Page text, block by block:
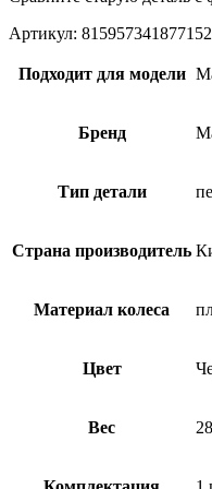
Артикул: 815957341877152
Подходит для модели
Бренд
Тип детали
Страна производитель
Материал колеса
Цвет
Вес